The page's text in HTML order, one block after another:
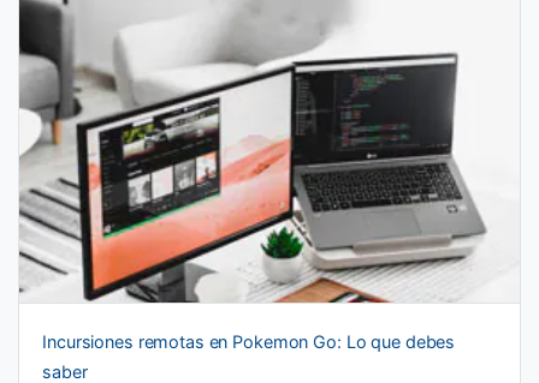
Incursiones remotas en Pokemon Go: Lo que debes
saber